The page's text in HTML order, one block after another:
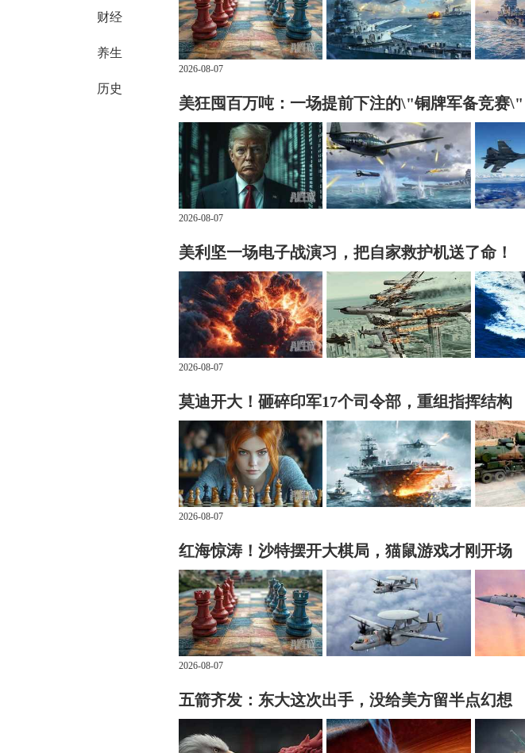
财经
养生
历史
2026-08-07
美狂囤百万吨：一场提前下注的\"铜牌军备竞赛\"
2026-08-07
美利坚一场电子战演习，把自家救护机送了命！
2026-08-07
莫迪开大！砸碎印军17个司令部，重组指挥结构
2026-08-07
红海惊涛！沙特摆开大棋局，猫鼠游戏才刚开场
2026-08-07
五箭齐发：东大这次出手，没给美方留半点幻想